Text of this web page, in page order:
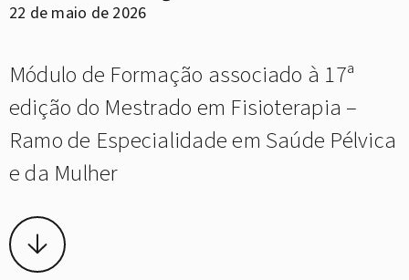
22 de maio de 2026
Módulo de Formação associado à 17ª
edição do Mestrado em Fisioterapia –
Ramo de Especialidade em Saúde Pélvica
e da Mulher